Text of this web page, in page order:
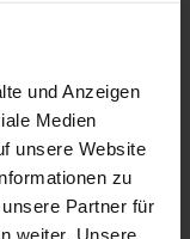
und Anzeigen
Medien
unsere Website
zu
Partner für
weiter. Unsere
auch